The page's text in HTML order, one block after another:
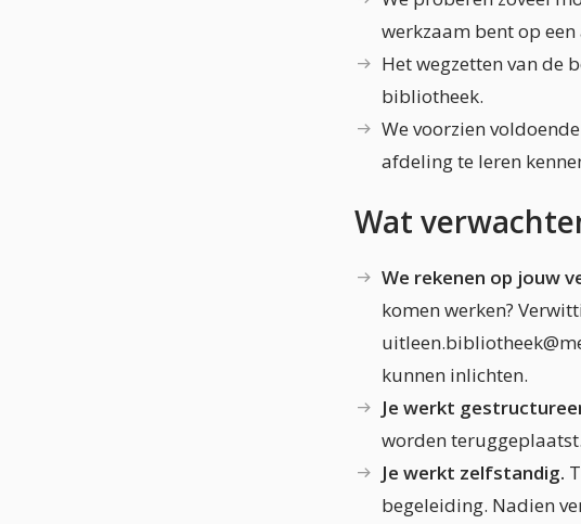
werkzaam bent op
Het wegzetten van de
bibliotheek.
We voorzien
afdeling te leren
Wat
We rekenen op jouw
komen werken?
kunnen inlichten.
Je werkt
worden
Je werkt zelfstandig.
begeleiding. Nadien